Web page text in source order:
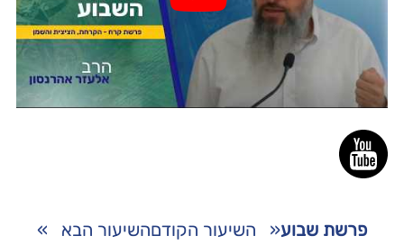
פרשת שבוע« השיעור הקודםהשיעור הבא »